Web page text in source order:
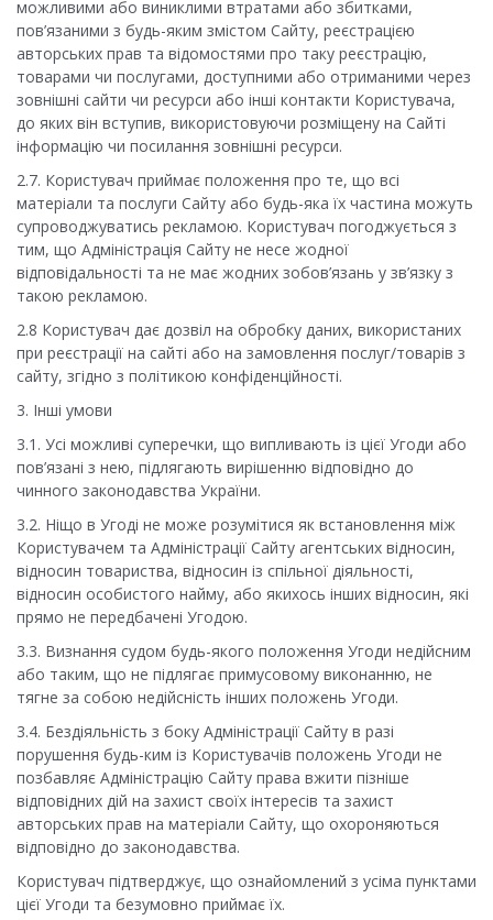
можливими або виниклими втратами або збитками,
пов’язаними з будь-яким змістом Сайту, реєстрацією
авторських прав та відомостями про таку реєстрацію,
товарами чи послугами, доступними або отриманими через
зовнішні сайти чи ресурси або інші контакти Користувача,
до яких він вступив, використовуючи розміщену на Сайті
інформацію чи посилання зовнішні ресурси.
2.7. Користувач приймає положення про те, що всі
матеріали та послуги Сайту або будь-яка їх частина можуть
супроводжуватись рекламою. Користувач погоджується з
тим, що Адміністрація Сайту не несе жодної
відповідальності та не має жодних зобов’язань у зв’язку з
такою рекламою.
2.8 Користувач дає дозвіл на обробку даних, використаних
при реєстрації на сайті або на замовлення послуг/товарів з
сайту, згідно з політикою конфіденційності.
3. Інші умови
3.1. Усі можливі суперечки, що випливають із цієї Угоди або
пов’язані з нею, підлягають вирішенню відповідно до
чинного законодавства України.
3.2. Ніщо в Угоді не може розумітися як встановлення між
Користувачем та Адміністрації Сайту агентських відносин,
відносин товариства, відносин із спільної діяльності,
відносин особистого найму, або якихось інших відносин, які
прямо не передбачені Угодою.
3.3. Визнання судом будь-якого положення Угоди недійсним
або таким, що не підлягає примусовому виконанню, не
тягне за собою недійсність інших положень Угоди.
3.4. Бездіяльність з боку Адміністрації Сайту в разі
порушення будь-ким із Користувачів положень Угоди не
позбавляє Адміністрацію Сайту права вжити пізніше
відповідних дій на захист своїх інтересів та захист
авторських прав на матеріали Сайту, що охороняються
відповідно до законодавства.
Користувач підтверджує, що ознайомлений з усіма пунктами
цієї Угоди та безумовно приймає їх.